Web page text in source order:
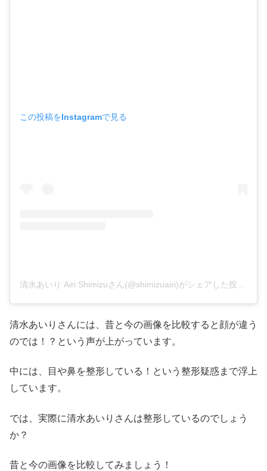
この投稿をInstagramで見る
清水あいりさんには、昔と今の画像を比較すると顔が違う
のでは！？という声が上がっています。
中には、目や鼻を整形している！という整形疑惑まで浮上
しています。
では、実際に清水あいりさんは整形しているのでしょう
か？
昔と今の画像を比較してみましょう！